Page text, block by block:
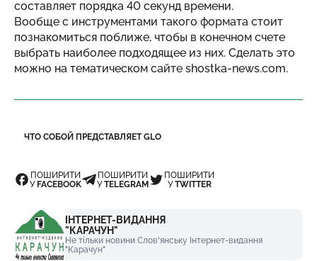
составляет порядка 40 секунд времени.
Вообще с инструментами такого формата стоит
познакомиться поближе, чтобы в конечном счете
выбрать наиболее подходящее из них. Сделать это
можно на тематическом сайте shostka-news.com.
ЧТО СОБОЙ ПРЕДСТАВЛЯЕТ GLO
ПОШИРИТИ
УFACEBOOK
ПОШИРИТИ
УTELEGRAM
ПОШИРИТИ
УTWITTER
ІНТЕРНЕТ-ВИДАННЯ
"КАРАЧУН"
Не тільки новини Слов'янську Інтернет-видання
"Карачун"